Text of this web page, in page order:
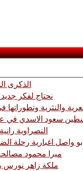
الذكرى
نحتاج لفكر
والنثرية
سعود الاسدي في
النصراوية
واصل اغبارية رحلة
ميرا محمود
ملكة زاهر